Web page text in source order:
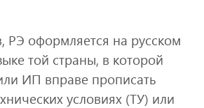
РЭ оформляется на русском
той страны, в которой
ИП вправе прописать
условиях (ТУ) или